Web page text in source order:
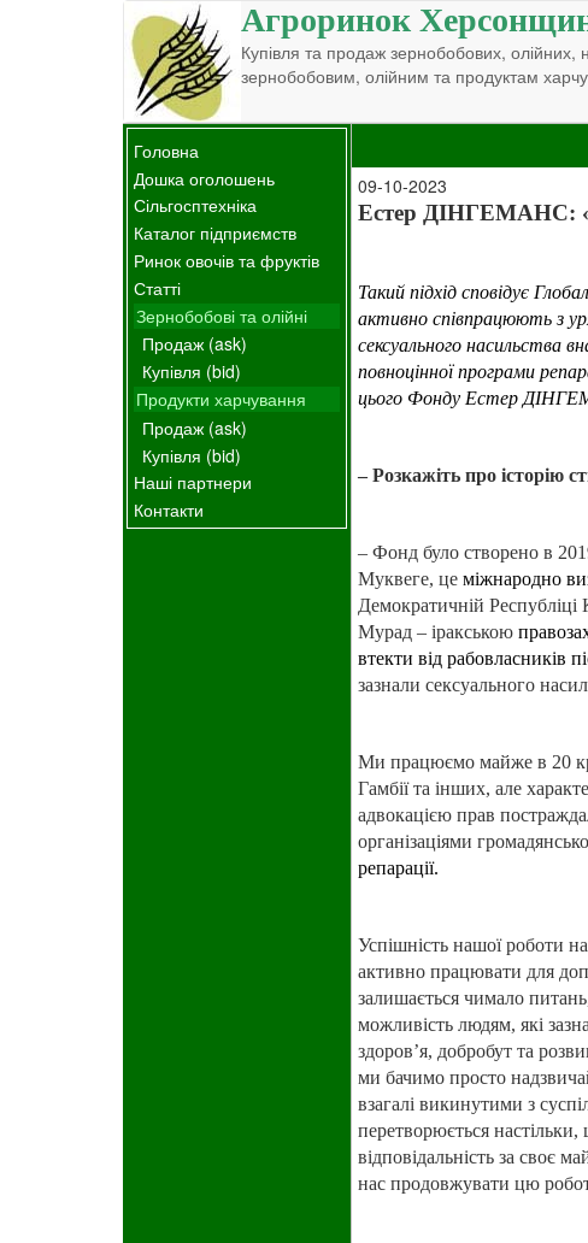
Агроринок
Купівля та продаж зернобобових, олійних,
зернобобовим, олійним та продуктам
Головна
Дошка оголошень
Сільгосптехніка
Каталог підприємств
Ринок овочів та фруктів
Статті
Зернобобові та олійні
Продаж (ask)
Купівля (bid)
Продукти харчування
Продаж (ask)
Купівля (bid)
Наші партнери
Контакти
09-10-2023
Естер ДІНГЕМАНС:
Такий підхід сповідує
активно співпрацюють з
сексуального насильства
повноцінної програми
цього Фонду Естер
– Розкажіть про історію
– Фонд було створено в
Муквеге, це міжнародно
Демократичній Республіці
Мурад – іракською
втекти від рабовласників
зазнали сексуального
Ми працюємо майже в 20
Гамбії та інших, але
адвокацією прав
організаціями
репарації.
Успішність нашої роботи
активно працювати для
залишається чимало
можливість людям, які
здоров’я, добробут та
ми бачимо просто
взагалі викинутими з
перетворюється
відповідальність за своє
нас продовжувати цю